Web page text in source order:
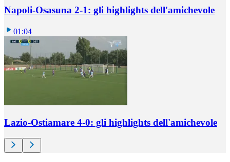
Napoli-Osasuna 2-1: gli highlights dell'amichevole
01:04
Lazio-Ostiamare 4-0: gli highlights dell'amichevole